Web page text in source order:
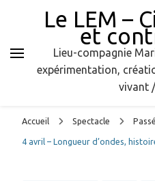
Le LEM –
et
Lieu-compagnie
expérimentation,
vivant
Accueil Spectacle Passé
4 avril – Longueur d’ondes,